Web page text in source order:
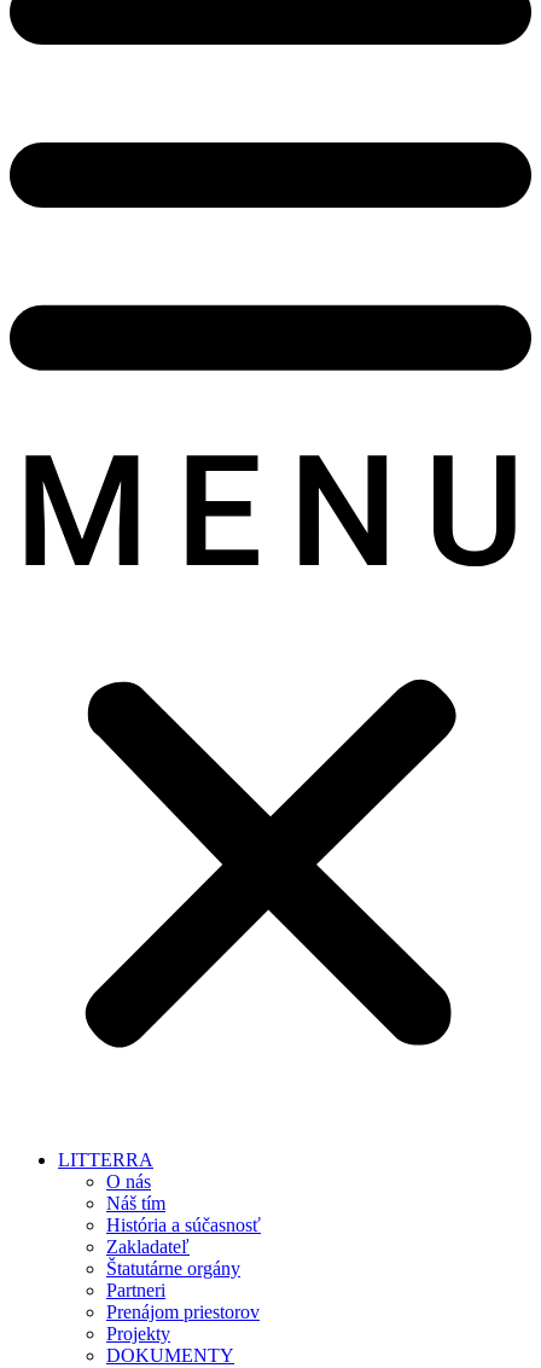
LITTERRA
O nás
Náš tím
História a súčasnosť
Zakladateľ
Štatutárne orgány
Partneri
Prenájom priestorov
Projekty
DOKUMENTY